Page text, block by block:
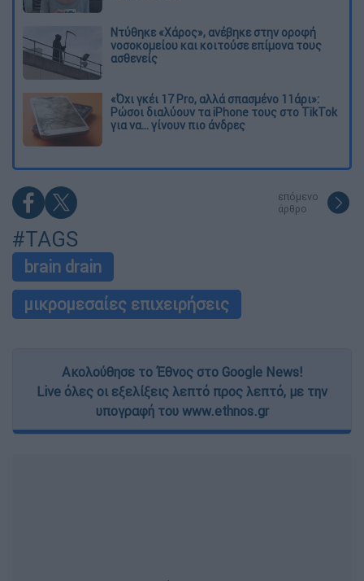
Ντύθηκε «Χάρος», ανέβηκε στην οροφή
νοσοκομείου και κοιτούσε επίμονα τους
ασθενείς
«Όχι γκέι 17 Pro, αλλά σπασμένο 11άρι»:
Ρώσοι διαλύουν τα iPhone τους στο TikTok
για να... γίνουν πιο άνδρες
επόμενο
άρθρο
#TAGS
brain drain
μικρομεσαίες επιχειρήσεις
Ακολούθησε το Έθνος στο Google News!
Live όλες οι εξελίξεις λεπτό προς λεπτό, με την
υπογραφή του www.ethnos.gr